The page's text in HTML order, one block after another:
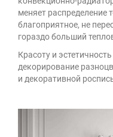
меняет распределение
благоприятное, не
гораздо больший
Красоту и
декорирование
и декоративной